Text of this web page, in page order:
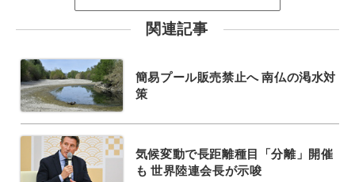
関連記事
簡易プール販売禁止へ 南仏の渇水対
策
気候変動で長距離種目「分離」開催
も 世界陸連会長が示唆